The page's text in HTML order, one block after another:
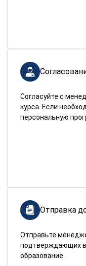
Согласуйте с
курса. Если
персональную
Отправка
Отправьте
подтверждающих
образование.